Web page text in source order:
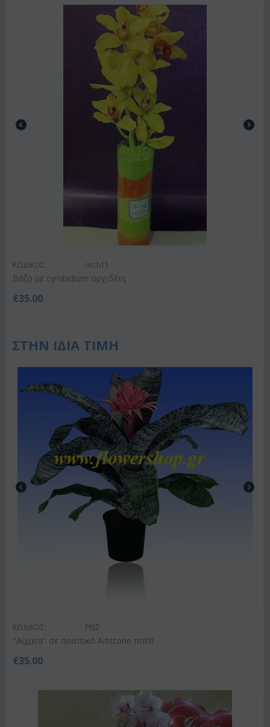
ΚΩΔΙΚΟΣ: orch11
Βάζο με cymbidium ορχιδέες
€35.00
ΣΤΗΝ ΙΔΙΑ ΤΙΜΗ
ΚΩΔΙΚΟΣ: Pl82
"Αίχμεα" σε ποιοτικό Artstone ποτ!!!
€35.00